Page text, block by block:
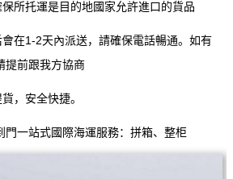
托運是目的地國家允許進口的貨品
1-2天內派送，請確保電話暢通。如有
提前跟我方協商
安全快捷。
一站式國際海運服務：拼箱、整柜